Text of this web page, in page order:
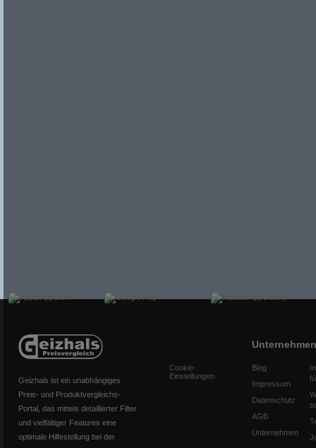
Geizhals ist ein unabhängiges
Preis- und Produktvergleichs-
Portal, das mittels detaillierter Filter
und vielfältiger Features eine
optimale Hilfestellung bei der
Cookie-
Einstellungen
Unternehmen
Blog
Impressum
Datenschutz
AGB
Unternehmen